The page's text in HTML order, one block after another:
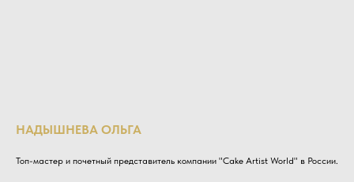
НАДЫШНЕВА ОЛЬГА
Топ-мастер и почетный представитель компании "Cake Artist World" в России.